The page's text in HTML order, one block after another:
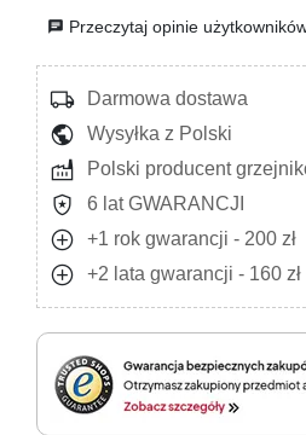
chat Przeczytaj opinie
local_shipping Darmowa dostawa
public Wysyłka z Polski
factory Polski producent
local_police 6 lat GWARANCJI
add_circle +1 rok gwarancji - 200 zł
add_circle +2 lata gwarancji - 160 zł